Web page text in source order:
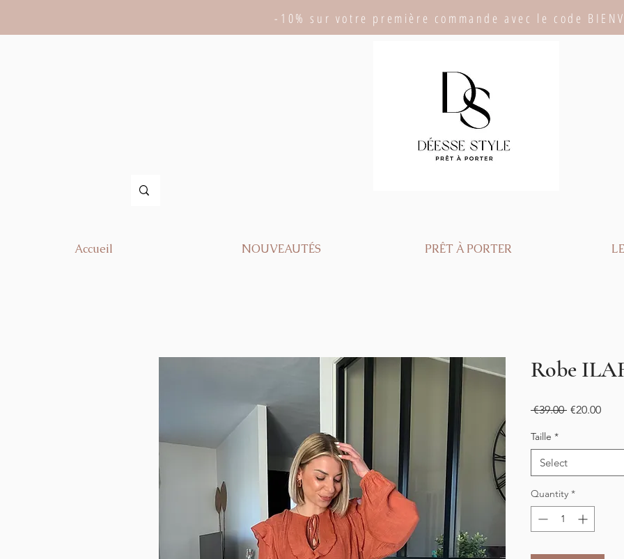
-10% sur votre première commande avec le code
Accueil NOUVEAUTÉS PRÊT À PORTER
Robe
€39.00 Regular
€20.00Sale
Taille *
Select
Quantity *